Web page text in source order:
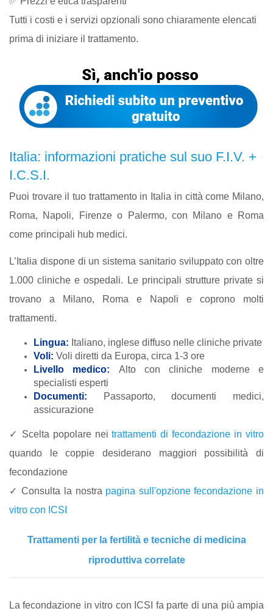
Tutti i costi e i servizi opzionali sono chiaramente elencati
prima di iniziare il trattamento.
Italia: informazioni pratiche sul suo F.I.V. +
I.C.S.I.
Puoi trovare il tuo trattamento in Italia in città come Milano,
Roma, Napoli, Firenze o Palermo, con Milano e Roma
come principali hub medici.
L’Italia dispone di un sistema sanitario sviluppato con oltre
1.000 cliniche e ospedali. Le principali strutture private si
trovano a Milano, Roma e Napoli e coprono molti
trattamenti.
Lingua: Italiano, inglese diffuso nelle cliniche private
Voli: Voli diretti da Europa, circa 1-3 ore
Livello medico: Alto con cliniche moderne e
specialisti esperti
Documenti:
Passaporto, documenti medici,
assicurazione
✓ Scelta popolare neitrattamenti di fecondazione in vitro
quando le coppie desiderano maggiori possibilità di
fecondazione
✓ Consulta la nostra pagina sull'opzione fecondazione in
vitro con ICSI
Trattamenti per la fertilità e tecniche di medicina
riproduttiva correlate
La fecondazione in vitro con ICSI fa parte di una più ampia